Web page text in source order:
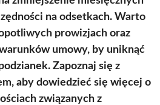
na odsetkach. Warto
prowizjach oraz
umowy, by uniknąć
Zapoznaj się z
aby dowiedzieć się więcej o
związanych z